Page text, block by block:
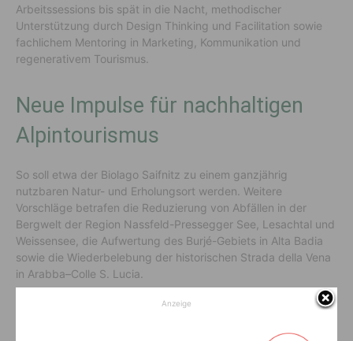
Arbeitssessions bis spät in die Nacht, methodischer
Unterstützung durch Design Thinking und Facilitation sowie
fachlichem Mentoring in Marketing, Kommunikation und
regenerativem Tourismus.
Neue Impulse für nachhaltigen
Alpintourismus
So soll etwa der Biolago Saifnitz zu einem ganzjährig
nutzbaren Natur- und Erholungsort werden. Weitere
Vorschläge betrafen die Reduzierung von Abfällen in der
Bergwelt der Region Nassfeld-Pressegger See, Lesachtal und
Weissensee, die Aufwertung des Burjé-Gebiets in Alta Badia
sowie die Wiederbelebung der historischen Strada della Vena
in Arabba–Colle S. Lucia.
Anzeige